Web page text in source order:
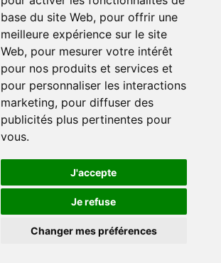
base du site Web, pour offrir une
meilleure expérience sur le site
Web, pour mesurer votre intérêt
pour nos produits et services et
pour personnaliser les interactions
marketing, pour diffuser des
publicités plus pertinentes pour
vous.
J'accepte
Je refuse
Changer mes préférences